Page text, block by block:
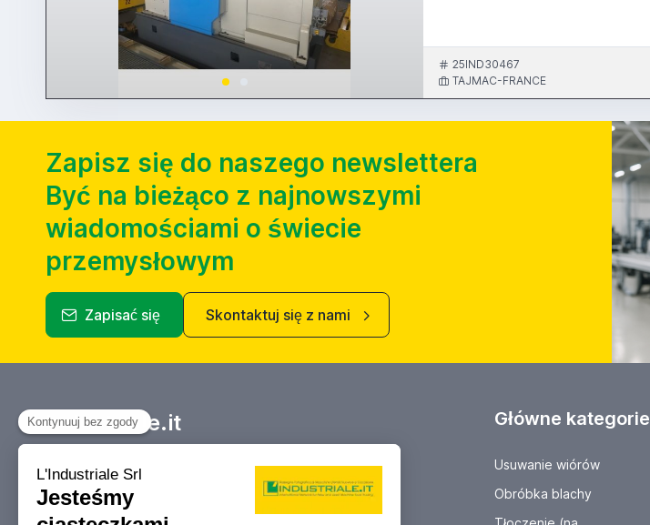
25IND30467
TAJMAC-FRANCE
Zapisz się do naszego newslettera
Być na bieżąco z najnowszymi
wiadomościami o świecie
przemysłowym
Zapisać się Skontaktuj się z nami
Industriale.it
Twój Marketplace informacyjny
dotyczący kupna, sprzedaży, aukcji i
likwidacji obrabiarek i maszyn
Główne kategorie
Usuwanie wiórów
Obróbka blachy